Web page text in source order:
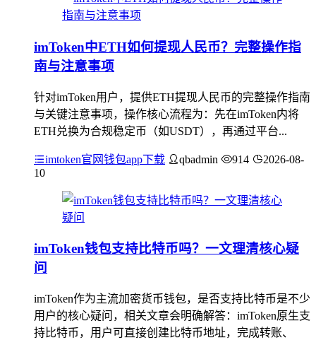
imToken中ETH如何提现人民币？完整操作指
南与注意事项
针对imToken用户，提供ETH提现人民币的完整操作指南
与关键注意事项，操作核心流程为：先在imToken内将
ETH兑换为合规稳定币（如USDT），再通过平台...
imtoken官网钱包app下载 qbadmin 914
2026-08-
10
imToken钱包支持比特币吗？一文理清核心疑
问
imToken作为主流加密货币钱包，是否支持比特币是不少
用户的核心疑问，相关文章会明确解答：imToken原生支
持比特币，用户可直接创建比特币地址，完成转账、